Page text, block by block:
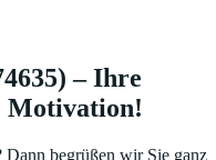
– Ihre
Motivation!
begrüßen wir Sie ganz